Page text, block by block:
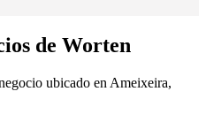
de Worten
ubicado en Ameixeira,